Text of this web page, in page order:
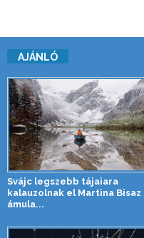
AJÁNLÓ
Svájc legszebb tájaiara
kalauzolnak el Martina Bisaz
ámula...